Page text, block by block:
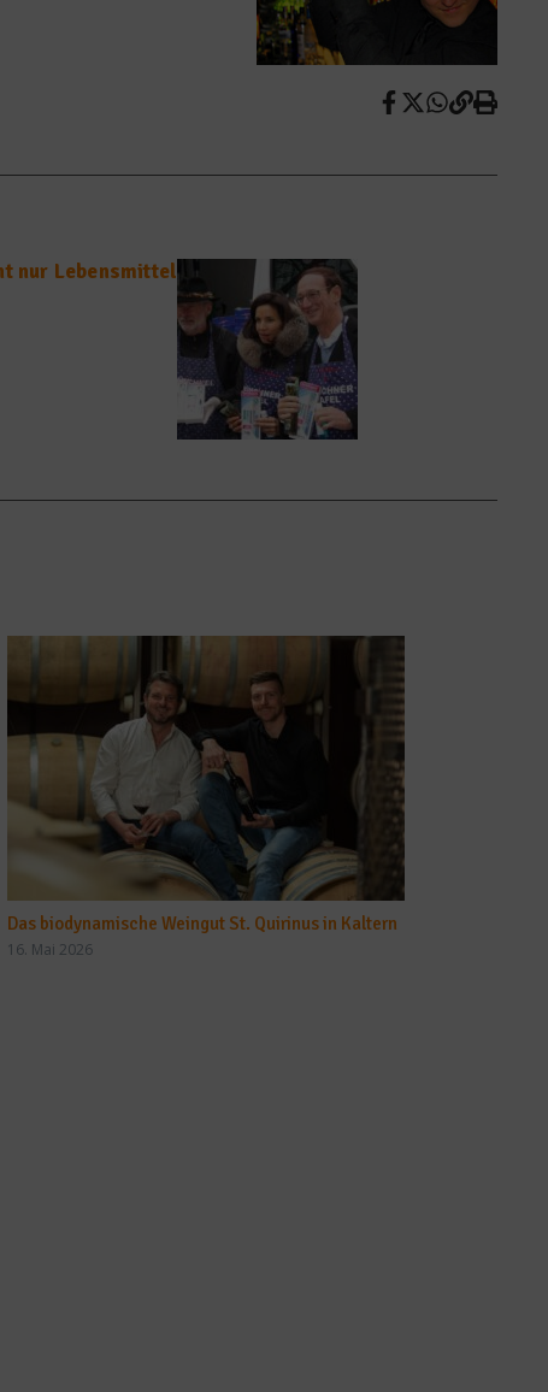
nur Lebensmittel
Das biodynamische Weingut St. Quirinus in Kaltern
16. Mai 2026